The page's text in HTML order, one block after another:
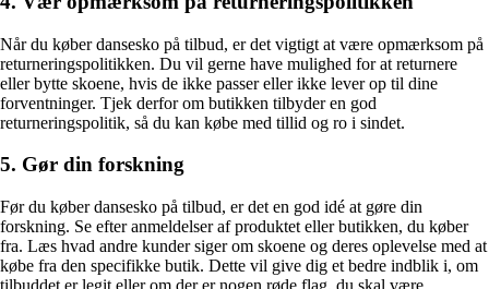
Når du køber dansesko på tilbud, er det vigtigt at være opmærksom på
returneringspolitikken. Du vil gerne have mulighed for at returnere
eller bytte skoene, hvis de ikke passer eller ikke lever op til dine
forventninger. Tjek derfor om butikken tilbyder en god
returneringspolitik, så du kan købe med tillid og ro i sindet.
5. Gør din forskning
Før du køber dansesko på tilbud, er det en god idé at gøre din
forskning. Se efter anmeldelser af produktet eller butikken, du køber
fra. Læs hvad andre kunder siger om skoene og deres oplevelse med at
købe fra den specifikke butik. Dette vil give dig et bedre indblik i, om
tilbuddet er legit eller om der er nogen røde flag, du skal være